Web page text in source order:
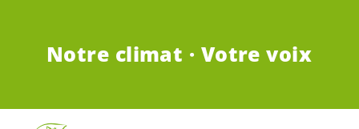
Notre climat · Votre voix